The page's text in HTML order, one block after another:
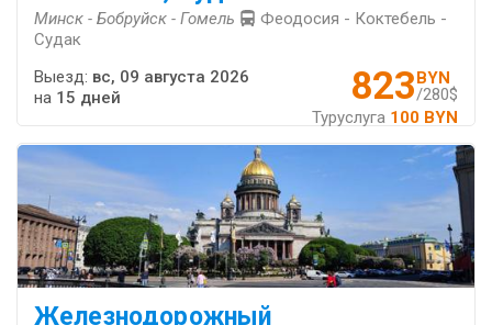
Минск - Бобруйск - Гомель
Феодосия - Коктебель -
Судак
823BYN
/280$
Туруслуга 100 BYN
Выезд: вс, 09 августа 2026
на 15 дней
Железнодорожный